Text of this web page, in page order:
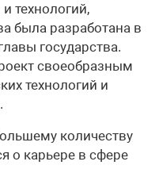
технологий,
была разработана в
государства.
своеобразным
технологий и
количеству
о карьере в сфере